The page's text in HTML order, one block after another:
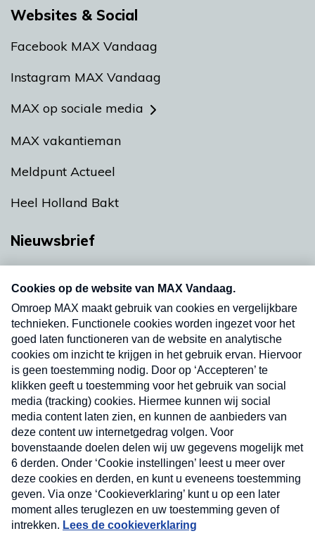
Websites & Social
Facebook MAX Vandaag
Instagram MAX Vandaag
MAX op sociale media
MAX vakantieman
Meldpunt Actueel
Heel Holland Bakt
Nieuwsbrief
nieuwsbrief. Elke vrijdag- en dinsdagochtend in
uw mailbox.
Verzend
Nieuwsbrief
Neem hier een gratis abonnement op onze
nieuwsbrief. Elke vrijdag- en dinsdagochtend in uw